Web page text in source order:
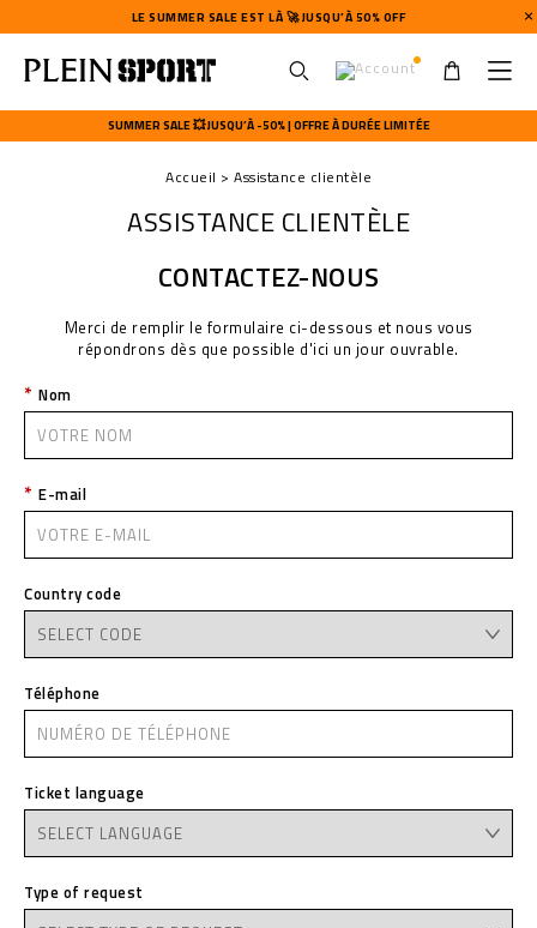
LE SUMMER SALE EST LÀ 🚀 JUSQU’À 50% OFF
s
e
m
e
n
SUMMER SALE 💥 JUSQU’À -50% | OFFRE À DURÉE LIMITÉE
Accueil Assistance clientèle
ASSISTANCE CLIENTÈLE
CONTACTEZ-NOUS
Merci de remplir le formulaire ci-dessous et nous vous
répondrons dès que possible d'ici un jour ouvrable.
Nom
E-mail
Country code
Téléphone
Ticket language
Type of request